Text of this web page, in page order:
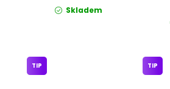
Skladem
TIP TIP